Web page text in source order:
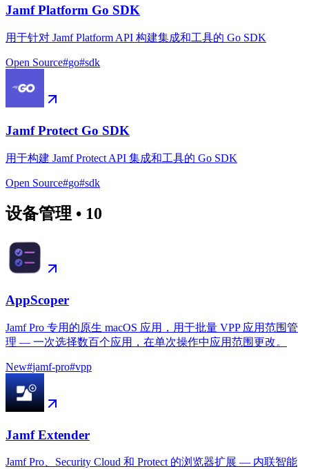
Jamf Platform Go SDK
用于针对 Jamf Platform API 构建集成和工具的 Go SDK
Open Source#go#sdk
Jamf Protect Go SDK
用于构建 Jamf Protect API 集成和工具的 Go SDK
Open Source#go#sdk
设备管理 • 10
AppScoper
Jamf Pro 专用的原生 macOS 应用，用于批量 VPP 应用范围管
理 — 一次选择数百个应用，在单次操作中应用范围更改。
New#jamf-pro#vpp
Jamf Extender
Jamf Pro、Security Cloud 和 Protect 的浏览器扩展 — 内联智能